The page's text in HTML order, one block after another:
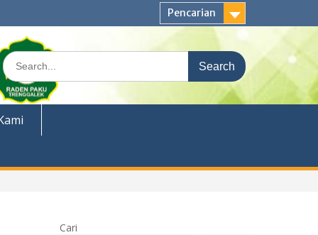
Pencarian
Search
for:
Cari